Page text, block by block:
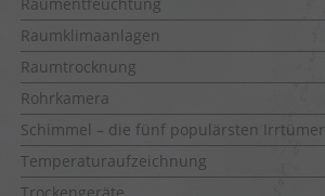
Raumklimaanlagen
Raumtrocknung
Rohrkamera
Schimmel – die fünf populärsten Irrtümer
Temperaturaufzeichnung